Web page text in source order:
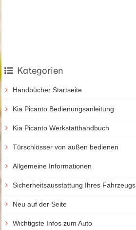
Kategorien
Handbücher Startseite
Kia Picanto Bedienungsanleitung
Kia Picanto Werkstatthandbuch
Türschlösser von außen bedienen
Allgemeine Informationen
Sicherheitsausstattung Ihres Fahrzeugs
Neu auf der Seite
Wichtigste Infos zum Auto